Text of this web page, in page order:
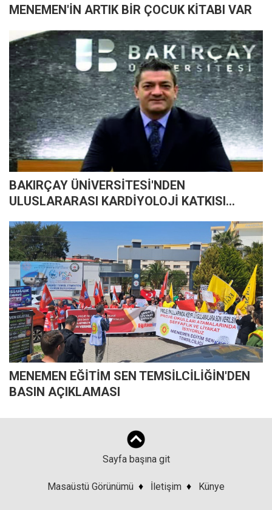
MENEMEN'İN ARTIK BİR ÇOCUK KİTABI VAR
BAKIRÇAY ÜNİVERSİTESİ'NDEN
ULUSLARARASI KARDİYOLOJİ KATKISI…
MENEMEN EĞİTİM SEN TEMSİLCİLİĞİN'DEN
BASIN AÇIKLAMASI
Sayfa başına git
Masaüstü Görünümü ♦ İletişim ♦ Künye